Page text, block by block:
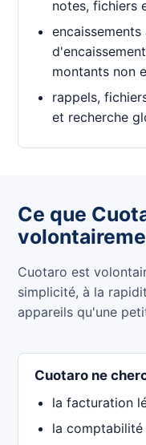
notes, fichiers
montants non
rappels,
et recherche
Ce que
Cuotaro est
simplicité, à la
appareils qu'une
Cuotaro ne
la facturation
la comptabilité